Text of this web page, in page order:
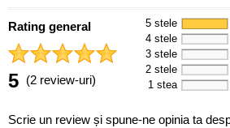
Rating general
5 (2 review-uri)
5 stele
4 stele
3 stele
2 stele
1 stea
Scrie un review și spune-ne opinia ta